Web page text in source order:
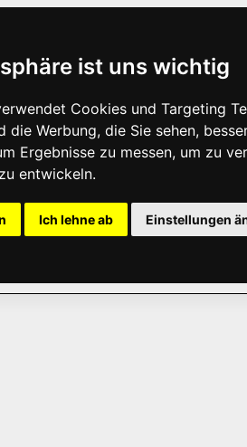
ist uns wichtig
Cookies und Targeting
die Werbung, die Sie sehen,
Ergebnisse zu messen, um zu
entwickeln.
Ich lehne ab Einstellungen